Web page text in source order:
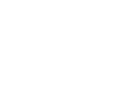
提前预约）